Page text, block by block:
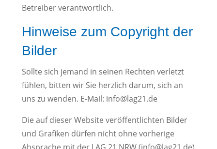
Betreiber verantwortlich.
Hinweise zum Copyright der
Bilder
Sollte sich jemand in seinen Rechten verletzt
fühlen, bitten wir Sie herzlich darum, sich an
uns zu wenden. E-Mail: info@lag21.de
Die auf dieser Website veröffentlichten Bilder
und Grafiken dürfen nicht ohne vorherige